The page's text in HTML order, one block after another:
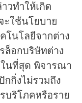
วทำให้เกิด
ะใช้นโยบาย
โนโลยีจากต่าง
ล็อกบริษัทต่าง
นที่สุด พิจารณา
กิ่งไม่รวมถึง
บริโภคหรือราย